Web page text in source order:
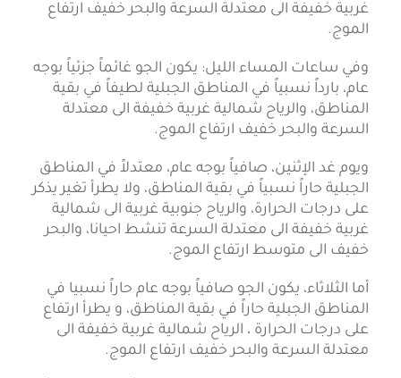
غربية خفيفة الى معتدلة السرعة والبحر خفيف ارتفاع
الموج.
وفي ساعات المساء الليل: يكون الجو غائماً جزئياً بوجه
عام، بارداً نسبياً في المناطق الجبلية لطيفاً في بقية
المناطق، والرياح شمالية غربية خفيفة الى معتدلة
السرعة والبحر خفيف ارتفاع الموج.
ويوم غد الإثنين، صافياً بوجه عام، معتدلاً في المناطق
الجبلية حاراً نسبياً في بقية المناطق، ولا يطرأ تغير يذكر
على درجات الحرارة، والرياح جنوبية غربية الى شمالية
غربية خفيفة الى معتدلة السرعة تنشط احيانا، والبحر
خفيف الى متوسط ارتفاع الموج.
أما الثلاثاء، يكون الجو صافياً بوجه عام حاراً نسبيا في
المناطق الجبلية حاراً في بقية المناطق، و يطرأ ارتفاع
على درجات الحرارة ، الرياح شمالية غربية خفيفة الى
معتدلة السرعة والبحر خفيف ارتفاع الموج.